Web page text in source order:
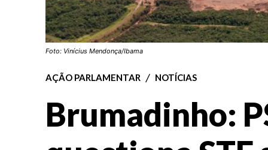
Foto: Vinícius Mendonça/Ibama
AÇÃO PARLAMENTAR NOTÍCIAS
Brumadinho: